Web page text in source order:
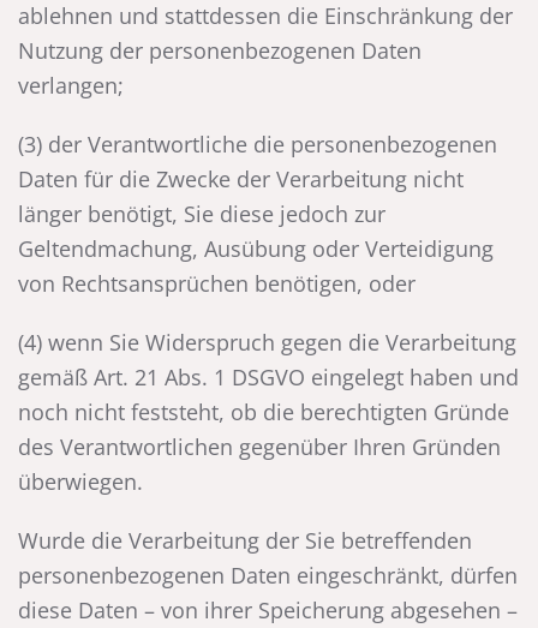
ablehnen und stattdessen die Einschränkung der
Nutzung der personenbezogenen Daten
verlangen;
(3) der Verantwortliche die personenbezogenen
Daten für die Zwecke der Verarbeitung nicht
länger benötigt, Sie diese jedoch zur
Geltendmachung, Ausübung oder Verteidigung
von Rechtsansprüchen benötigen, oder
(4) wenn Sie Widerspruch gegen die Verarbeitung
gemäß Art. 21 Abs. 1 DSGVO eingelegt haben und
noch nicht feststeht, ob die berechtigten Gründe
des Verantwortlichen gegenüber Ihren Gründen
überwiegen.
Wurde die Verarbeitung der Sie betreffenden
personenbezogenen Daten eingeschränkt, dürfen
diese Daten – von ihrer Speicherung abgesehen –